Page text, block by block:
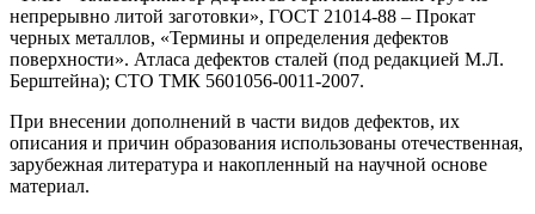
непрерывно литой заготовки», ГОСТ 21014-88 – Прокат
черных металлов, «Термины и определения дефектов
поверхности». Атласа дефектов сталей (под редакцией М.Л.
Берштейна); СТО ТМК 5601056-0011-2007.
При внесении дополнений в части видов дефектов, их
описания и причин образования использованы отечественная,
зарубежная литература и накопленный на научной основе
материал.